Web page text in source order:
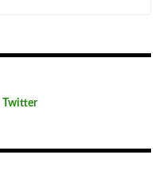
Twitter